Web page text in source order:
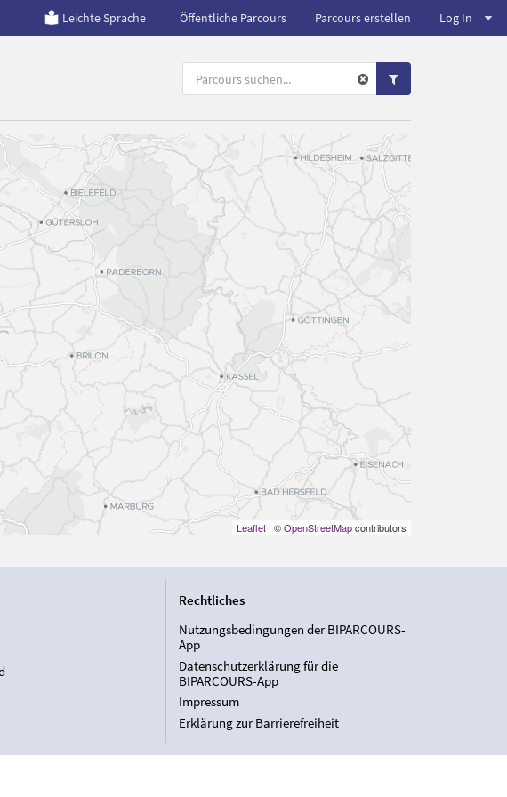
Leichte Sprache Öffentliche Parcours Parcours erstellen Log In
Leaflet| ©OpenStreetMapcontributors
Rechtliches
Nutzungsbedingungen der BIPARCOURS-
App
Datenschutzerklärung für die
BIPARCOURS-App
Impressum
Erklärung zur Barrierefreiheit